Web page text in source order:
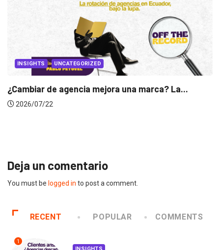
UNCATEGORIZED
agencia mejora una marca? La...
Deja un comentario
You must be logged in to post a comment.
RECENT POPULAR COMMENTS
1